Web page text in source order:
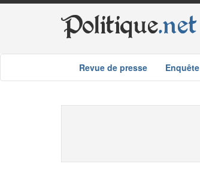
Politique.net
Revue de presse Enquête